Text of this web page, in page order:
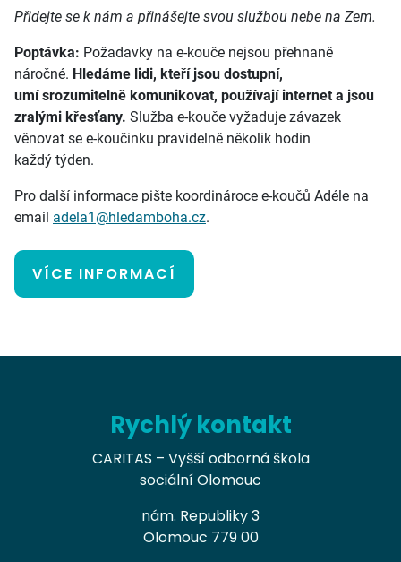
Přidejte se k nám a přinášejte svou službou nebe na Zem.
Poptávka: Požadavky na e-kouče nejsou přehnaně
náročné. Hledáme lidi, kteří jsou dostupní,
umí srozumitelně komunikovat, používají internet a jsou
zralými křesťany. Služba e-kouče vyžaduje závazek
věnovat se e-koučinku pravidelně několik hodin
každý týden.
Pro další informace pište koordinároce e-koučů Adéle na
email adela1@hledamboha.cz.
VÍCE INFORMACÍ
Rychlý kontakt
CARITAS – Vyšší odborná škola
sociální Olomouc
nám. Republiky 3
Olomouc 779 00